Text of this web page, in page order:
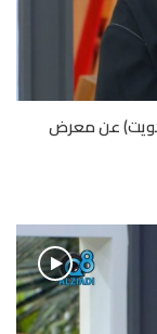
عن معرض